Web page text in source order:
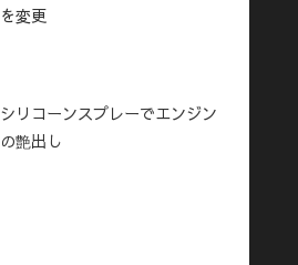
を変更
シリコーンスプレーでエンジン
の艶出し